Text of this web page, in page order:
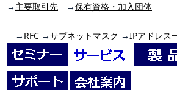
→ 主要取引先 →保有資格・加入団体
→ RFC →サブネットマスク →IPアドレス